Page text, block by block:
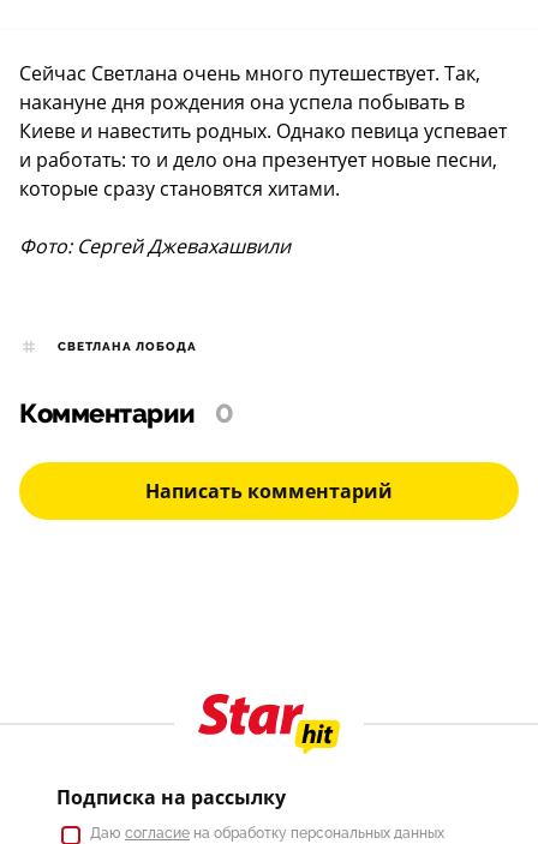
Сейчас Светлана очень много путешествует. Так,
накануне дня рождения она успела побывать в
Киеве и навестить родных. Однако певица успевает
и работать: то и дело она презентует новые песни,
которые сразу становятся хитами.
Фото: Сергей Джевахашвили
СВЕТЛАНА ЛОБОДА
Комментарии 0
Написать комментарий
Подписка на рассылку
Даю согласие на обработку персональных данных